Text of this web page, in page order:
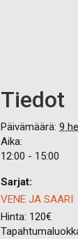
Tiedot
Päivämäärä: 9
Aika:
12:00 - 15:00
Sarjat:
VENE JA SAARI
Hinta: 120€